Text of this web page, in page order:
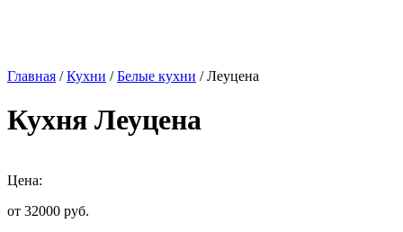
Главная /Кухни /Белые кухни / Леуцена
Кухня Леуцена
Цена:
от 32000 руб.